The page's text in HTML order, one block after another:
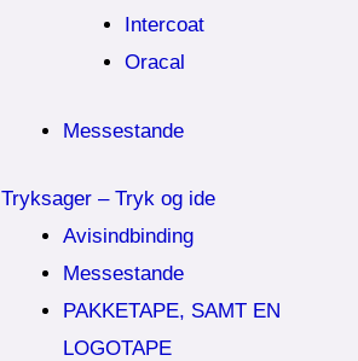
Intercoat
Oracal
Messestande
Tryksager – Tryk og ide
Avisindbinding
Messestande
PAKKETAPE, SAMT EN
LOGOTAPE